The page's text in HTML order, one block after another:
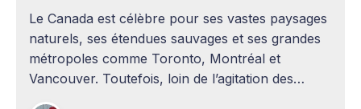
Le Canada est célèbre pour ses vastes paysages
naturels, ses étendues sauvages et ses grandes
métropoles comme Toronto, Montréal et
Vancouver. Toutefois, loin de l’agitation des